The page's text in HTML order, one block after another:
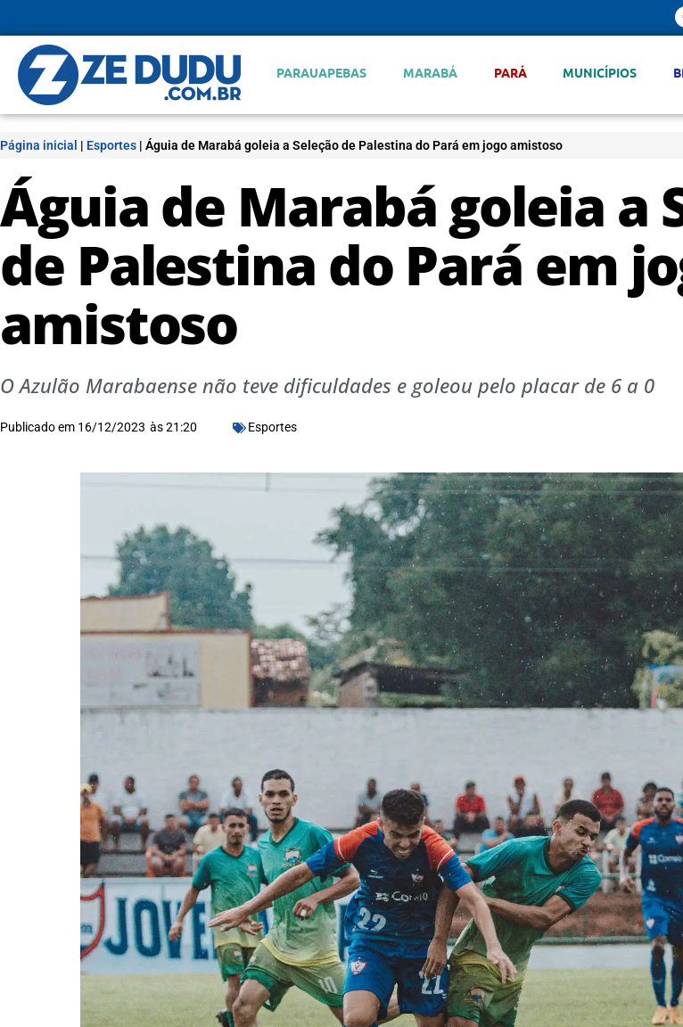
PARAUAPEBAS MARABÁ PARÁ MUNICÍPIOS
Página inicial | Esportes | Águia de Marabá goleia a Seleção de Palestina do Pará em jogo amistoso
Águia de Marabá goleia a
de Palestina do Pará em
amistoso
O Azulão Marabaense não teve dificuldades e goleou pelo placar de 6 a 0
Publicado em 16/12/2023 às21:20 Esportes